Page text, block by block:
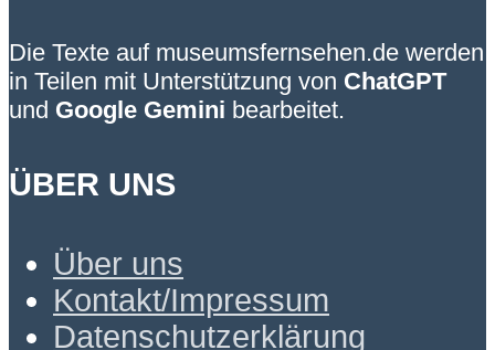
Die Texte auf museumsfernsehen.de werden
in Teilen mit Unterstützung von ChatGPT
und Google Gemini bearbeitet.
ÜBER UNS
Über uns
Kontakt/Impressum
Datenschutzerklärung